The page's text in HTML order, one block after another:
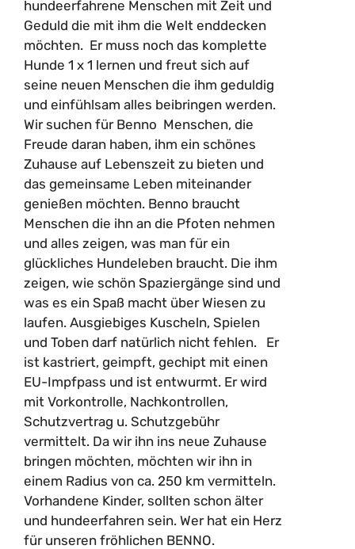
hundeerfahrene Menschen mit Zeit und
Geduld die mit ihm die Welt enddecken
möchten. Er muss noch das komplette
Hunde 1 x 1 lernen und freut sich auf
seine neuen Menschen die ihm geduldig
und einfühlsam alles beibringen werden.
Wir suchen für Benno Menschen, die
Freude daran haben, ihm ein schönes
Zuhause auf Lebenszeit zu bieten und
das gemeinsame Leben miteinander
genießen möchten. Benno braucht
Menschen die ihn an die Pfoten nehmen
und alles zeigen, was man für ein
glückliches Hundeleben braucht. Die ihm
zeigen, wie schön Spaziergänge sind und
was es ein Spaß macht über Wiesen zu
laufen. Ausgiebiges Kuscheln, Spielen
und Toben darf natürlich nicht fehlen. Er
ist kastriert, geimpft, gechipt mit einen
EU-Impfpass und ist entwurmt. Er wird
mit Vorkontrolle, Nachkontrollen,
Schutzvertrag u. Schutzgebühr
vermittelt. Da wir ihn ins neue Zuhause
bringen möchten, möchten wir ihn in
einem Radius von ca. 250 km vermitteln.
Vorhandene Kinder, sollten schon älter
und hundeerfahren sein. Wer hat ein Herz
für unseren fröhlichen BENNO.